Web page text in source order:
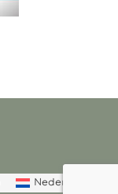
Nederlands